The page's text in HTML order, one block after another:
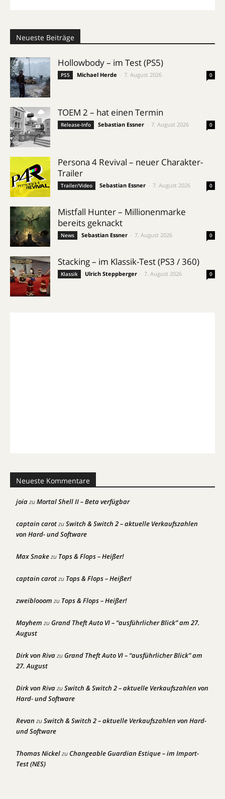
Neueste Beiträge
Hollowbody – im Test (PS5)
PS5 Michael Herde 7. August 2026 0
TOEM 2 – hat einen Termin
Release-Info Sebastian Essner 7. August 2026 0
Persona 4 Revival – neuer Charakter-
Trailer
Trailer/Video Sebastian Essner 7. August 2026 0
Mistfall Hunter – Millionenmarke
bereits geknackt
News Sebastian Essner 7. August 2026 0
Stacking – im Klassik-Test (PS3 / 360)
Klassik Ulrich Steppberger 7. August 2026 0
Neueste Kommentare
joiazuMortal Shell II – Beta verfügbar
captain carotzuSwitch & Switch 2 – aktuelle Verkaufszahlen
von Hard- und Software
Max Snakezu Tops & Flops – Heißer!
captain carotzu Tops & Flops – Heißer!
zweiblooom zu Tops & Flops – Heißer!
Mayhem zuGrand Theft Auto VI – “ausführlicher Blick” am 27.
August
Dirk von RivazuGrand Theft Auto VI – “ausführlicher Blick” am
27. August
Dirk von RivazuSwitch & Switch 2 – aktuelle Verkaufszahlen von
Hard- und Software
Revan zuSwitch & Switch 2 – aktuelle Verkaufszahlen von Hard-
und Software
Thomas NickelzuChangeable Guardian Estique – im Import-
Test (NES)